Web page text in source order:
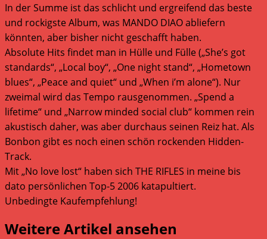
In der Summe ist das schlicht und ergreifend das beste
und rockigste Album, was MANDO DIAO abliefern
könnten, aber bisher nicht geschafft haben.
Absolute Hits findet man in Hülle und Fülle („She’s got
standards“, „Local boy“, „One night stand“, „Hometown
blues“, „Peace and quiet“ und „When i’m alone“). Nur
zweimal wird das Tempo rausgenommen. „Spend a
lifetime“ und „Narrow minded social club“ kommen rein
akustisch daher, was aber durchaus seinen Reiz hat. Als
Bonbon gibt es noch einen schön rockenden Hidden-
Track.
Mit „No love lost“ haben sich THE RIFLES in meine bis
dato persönlichen Top-5 2006 katapultiert.
Unbedingte Kaufempfehlung!
Weitere Artikel ansehen